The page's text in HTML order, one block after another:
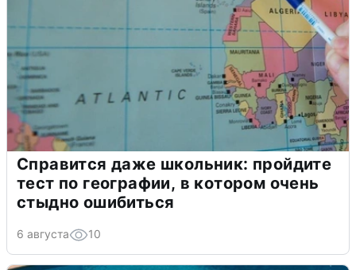
Справится даже школьник: пройдите
тест по географии, в котором очень
стыдно ошибиться
6 августа 10